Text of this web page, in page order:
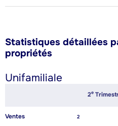
Statistiques détaillées
propriétés
Unifamiliale
2E
Ventes 2